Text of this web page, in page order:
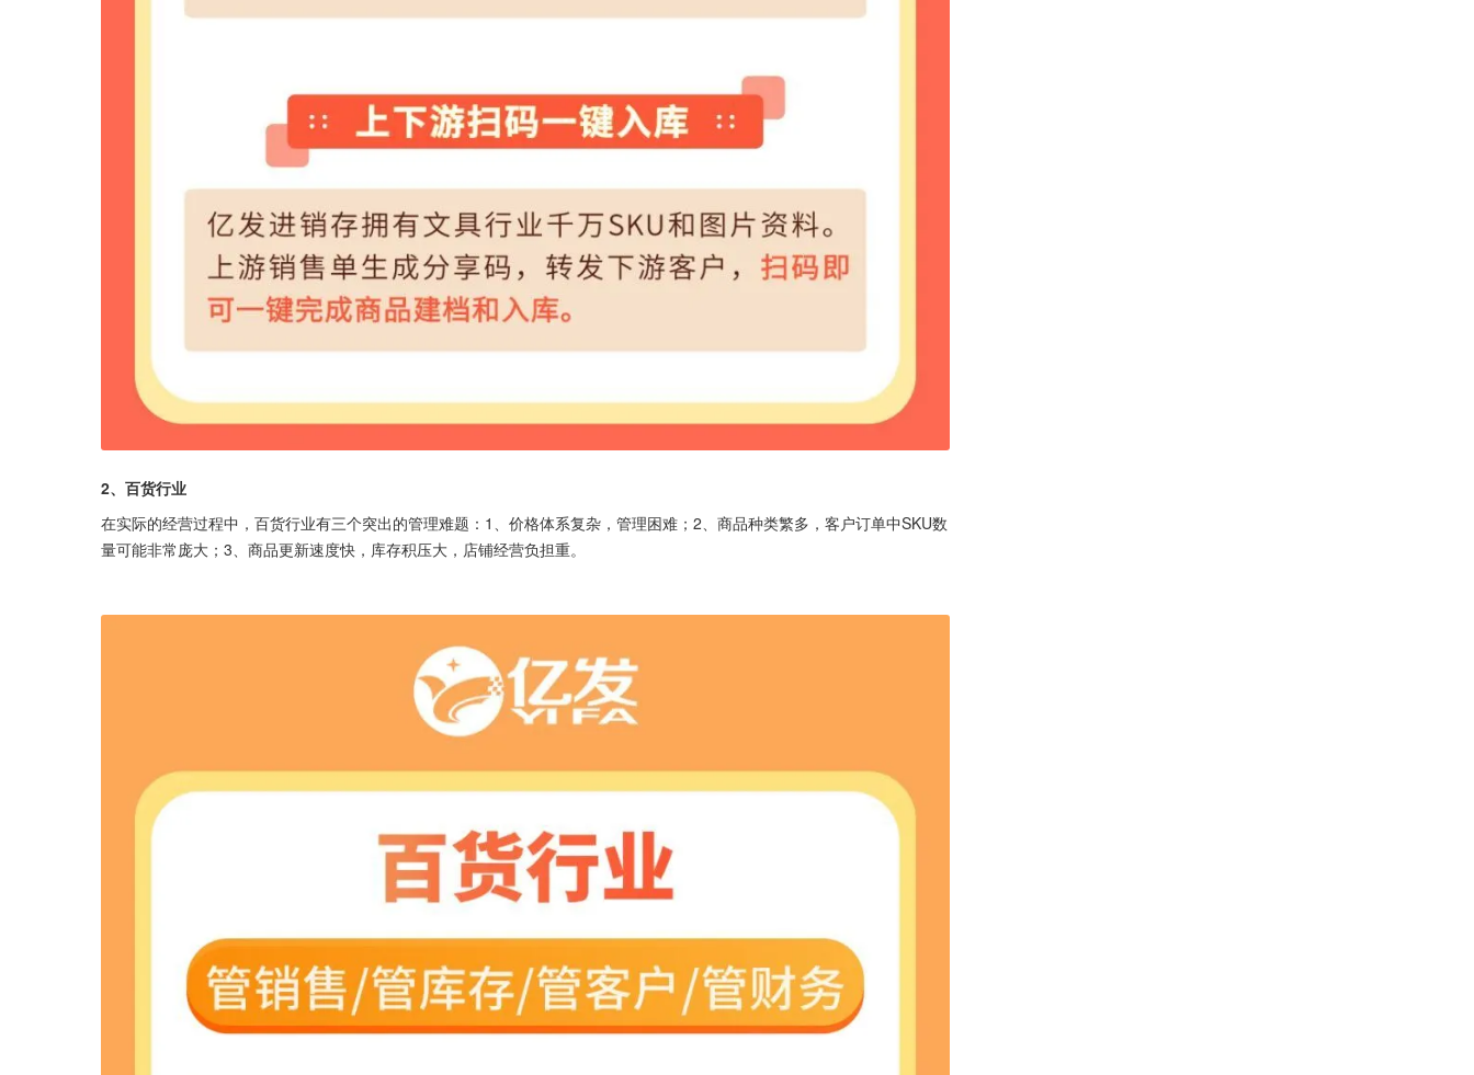
2、百货行业
在实际的经营过程中，百货行业有三个突出的管理难题：1、价格体系复杂，管理困难；2、商品种类繁多，客户订单中SKU数
量可能非常庞大；3、商品更新速度快，库存积压大，店铺经营负担重。